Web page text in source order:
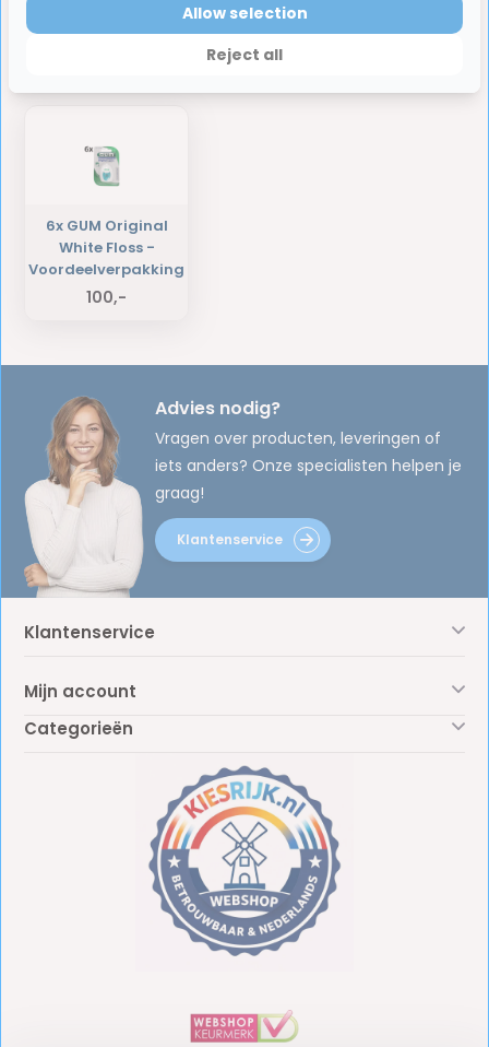
Laatst bekeken producten
6x GUM Original
White Floss -
Voordeelverpakking
100,-
Advies nodig?
Vragen over producten, leveringen of
iets anders? Onze specialisten helpen je
graag!
Klantenservice
Klantenservice
Mijn account
Categorieën
Reject all
Allow selection